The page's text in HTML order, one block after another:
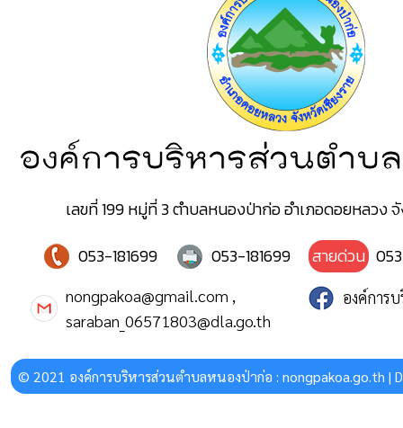
องค์การบริหารส่วนตำบ
เลขที่ 199 หมู่ที่ 3 ตำบลหนองป่าก่อ อำเภอดอยหลวง จั
053-181699
053-181699 สายด่วน
nongpakoa@gmail.com ,
saraban_06571803@dla.go.th
องค์การ
© 2021 องค์การบริหารส่วนตำบลหนองป่าก่อ : nongpakoa.go.th |